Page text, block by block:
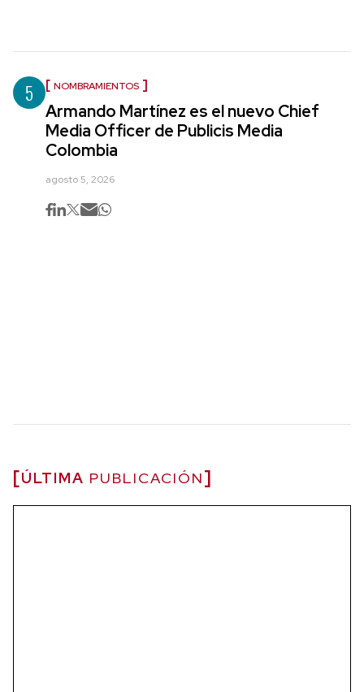
5 NOMBRAMIENTOS
Armando Martínez es el nuevo Chief
Media Officer de Publicis Media
Colombia
agosto 5, 2026
ÚLTIMA PUBLICACIÓN